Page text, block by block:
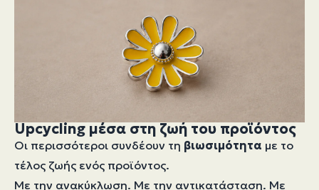
Upcycling μέσα στη ζωή του προϊόντος
Οι περισσότεροι συνδέουν τη βιωσιμότητα με το
τέλος ζωής ενός προϊόντος.
Με την ανακύκλωση. Με την αντικατάσταση. Με